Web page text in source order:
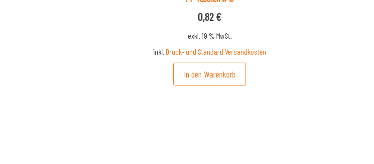
0,82€
exkl. 19 % MwSt.
inkl.Druck- und Standard Versandkosten
In den Warenkorb